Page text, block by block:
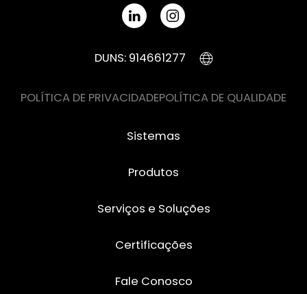
DUNS: 914661277
POLÍTICA DE PRIVACIDADEPOLÍTICA DE QUALIDADE
Sistemas
Produtos
Serviços e Soluções
Certificações
Fale Conosco